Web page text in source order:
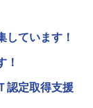
しています！
！
認定取得支援